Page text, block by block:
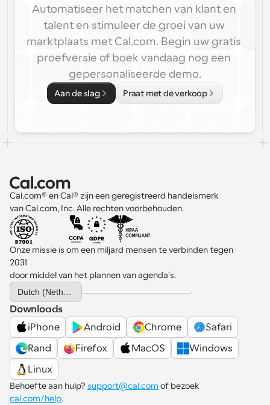
Automatiseer het matchen van klant en
talent en stimuleer de groei van uw
marktplaats met Cal.com. Begin uw gratis
proefversie of boek vandaag nog een
gepersonaliseerde demo.
Aan de slag Praat met de verkoop
Cal.com® en Cal® zijn een geregistreerd handelsmerk
van Cal.com, Inc. Alle rechten voorbehouden.
Onze missie is om een miljard mensen te verbinden tegen
2031
door middel van het plannen van agenda's.
Select Language
Downloads
iPhone
Android Chrome
Safari
Rand
Firefox MacOS
Windows
Linux
Behoefte aan hulp? support@cal.com
cal.com/help.